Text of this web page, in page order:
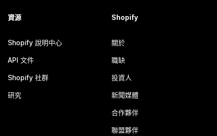
資源
Shopify 說明中心
API 文件
Shopify 社群
研究
Shopify
關於
職缺
投資人
新聞媒體
合作夥伴
聯盟夥伴